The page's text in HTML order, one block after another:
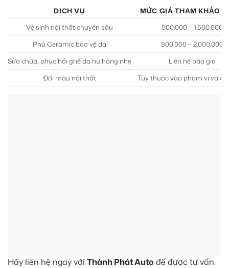
DỊCH VỤ
MỨC GIÁ THAM KHẢO
Vệ sinh nội thất chuyên sâu
500.000 – 1.500.000
Phủ Ceramic bảo vệ da
800.000 – 2.000.000
Sửa chữa, phục hồi ghế da hư hỏng nhẹ
Liên hệ báo giá
Đổi màu nội thất
Tùy thuộc vào phạm vi và
Hãy liên hệ ngay với Thành Phát Auto để được tư vấn.